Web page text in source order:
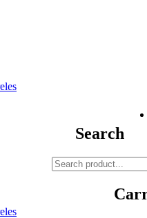
Search